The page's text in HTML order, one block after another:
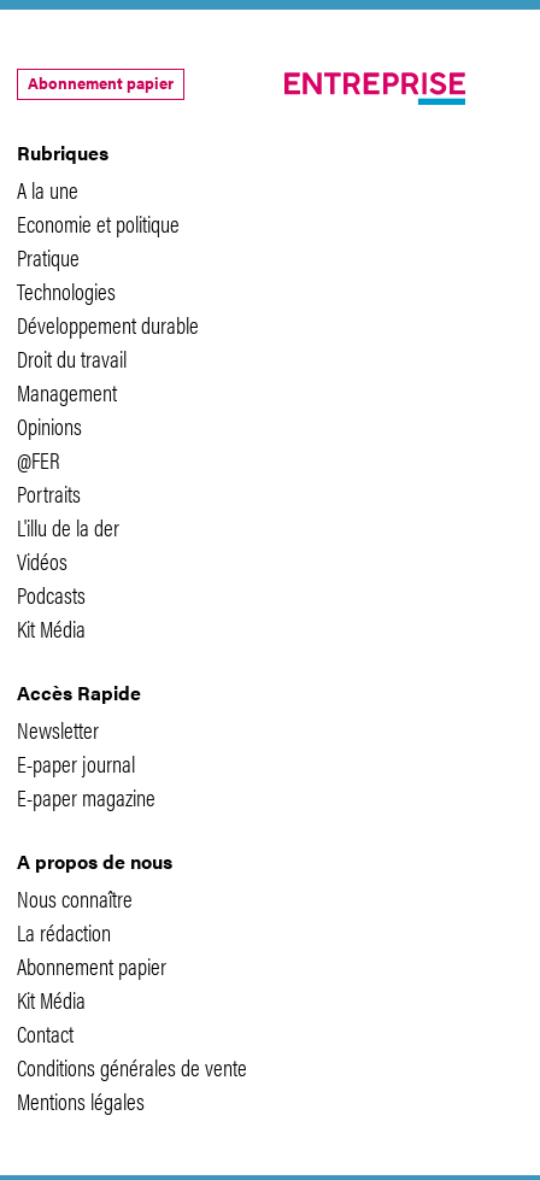
Rubriques
A la une
Economie et politique
Pratique
Technologies
Développement durable
Droit du travail
Management
Opinions
@FER
Portraits
L'illu de la der
Vidéos
Podcasts
Kit Média
Accès Rapide
Newsletter
E-paper journal
E-paper magazine
A propos de nous
Nous connaître
La rédaction
Abonnement papier
Kit Média
Contact
Conditions générales de vente
Mentions légales
Abonnement papier